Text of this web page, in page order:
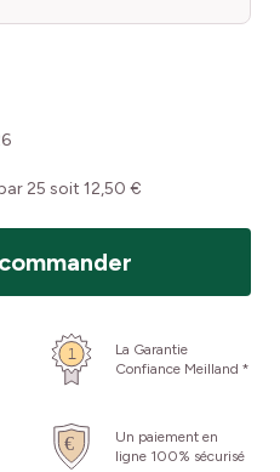
25 soit 12,50 €
La Garantie
Confiance Meilland *
Un paiement en
ligne 100% sécurisé